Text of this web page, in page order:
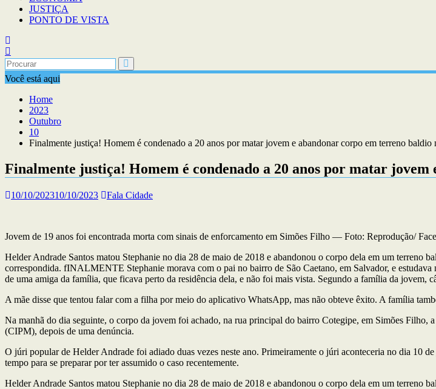
JUSTIÇA
PONTO DE VISTA
Você está aqui
Home
2023
Outubro
10
Finalmente justiça! Homem é condenado a 20 anos por matar jovem e abandonar corpo em terreno baldio
Finalmente justiça! Homem é condenado a 20 anos por matar
10/10/202310/10/2023 Fala Cidade
Jovem de 19 anos foi encontrada morta com sinais de enforcamento em Simões Filho — Foto: Reprodução/
Helder Andrade Santos matou Stephanie no dia 28 de maio de 2018 e abandonou o corpo dela em um terreno
correspondida. fINALMENTE Stephanie morava com o pai no bairro de São Caetano, em Salvador, e
de uma amiga da família, que ficava perto da residência dela, e não foi mais vista. Segundo a família da jovem,
A mãe disse que tentou falar com a filha por meio do aplicativo WhatsApp, mas não obteve êxito. A família
Na manhã do dia seguinte, o corpo da jovem foi achado, na rua principal do bairro Cotegipe, em Simões Filho,
(CIPM), depois de uma denúncia.
O júri popular de Helder Andrade foi adiado duas vezes neste ano. Primeiramente o júri aconteceria no dia 10
tempo para se preparar por ter assumido o caso recentemente.
Helder Andrade Santos matou Stephanie no dia 28 de maio de 2018 e abandonou o corpo dela em um terreno